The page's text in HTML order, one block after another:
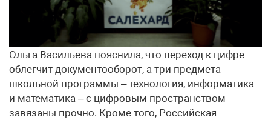
Ольга Васильева пояснила, что переход к цифре
облегчит документооборот, а три предмета
школьной программы – технология, информатика
и математика – с цифровым пространством
завязаны прочно. Кроме того, Российская